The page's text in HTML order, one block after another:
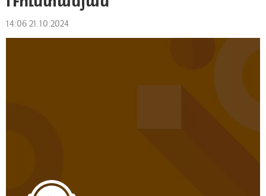
14:06 21.10.2024